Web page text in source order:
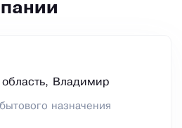
Владимир
назначения